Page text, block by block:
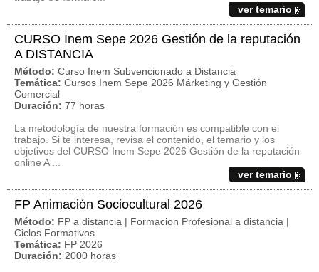
ver temario
CURSO Inem Sepe 2026 Gestión de la reputación
A DISTANCIA
Método: Curso Inem Subvencionado a Distancia
Temática: Cursos Inem Sepe 2026 Márketing y Gestión
Comercial
Duración: 77 horas
La metodología de nuestra formación es compatible con el
trabajo. Si te interesa, revisa el contenido, el temario y los
objetivos del CURSO Inem Sepe 2026 Gestión de la reputación
online A ...
ver temario
FP Animación Sociocultural 2026
Método: FP a distancia | Formacion Profesional a distancia |
Ciclos Formativos
Temática: FP 2026
Duración: 2000 horas